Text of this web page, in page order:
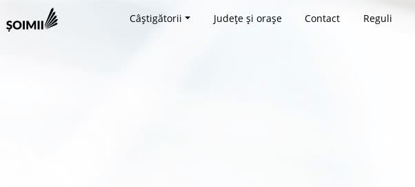
Câștigătorii Județe și orașe Contact Reguli